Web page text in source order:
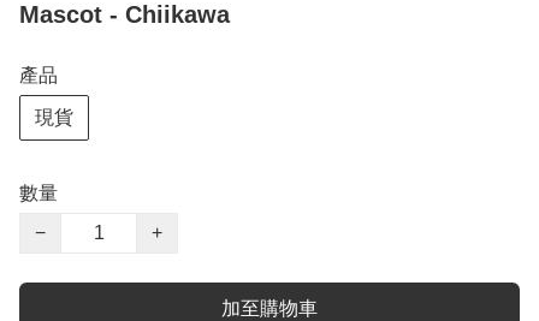
Mascot - Chiikawa
產品
現貨
數量
−
+
加至購物車